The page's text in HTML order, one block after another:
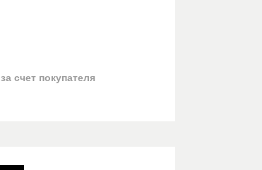
за счет покупателя